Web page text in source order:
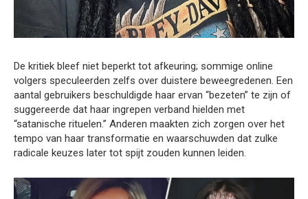
De kritiek bleef niet beperkt tot afkeuring; sommige online
volgers speculeerden zelfs over duistere beweegredenen. Een
aantal gebruikers beschuldigde haar ervan “bezeten” te zijn of
suggereerde dat haar ingrepen verband hielden met
“satanische rituelen.” Anderen maakten zich zorgen over het
tempo van haar transformatie en waarschuwden dat zulke
radicale keuzes later tot spijt zouden kunnen leiden.